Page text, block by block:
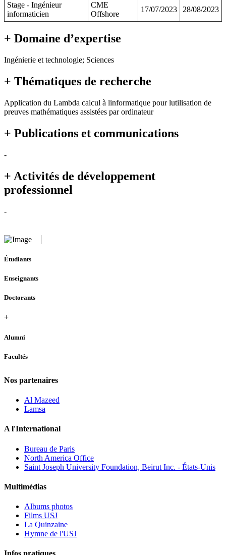
Stage - Ingénieur
informaticien
CME
Offshore
17/07/2023 28/08/2023
+ Domaine d’expertise
Ingénierie et technologie; Sciences
+ Thématiques de recherche
Application du Lambda calcul à linformatique pour lutilisation de
preuves mathématiques assistées par ordinateur
+ Publications et communications
-
+ Activités de développement
professionnel
-
Étudiants
Enseignants
Doctorants
+
Alumni
Facultés
Nos partenaires
Al Mazeed
Lamsa
A l'International
Bureau de Paris
North America Office
Saint Joseph University Foundation, Beirut Inc. - États-Unis
Multimédias
Albums photos
Films USJ
La Quinzaine
Hymne de l'USJ